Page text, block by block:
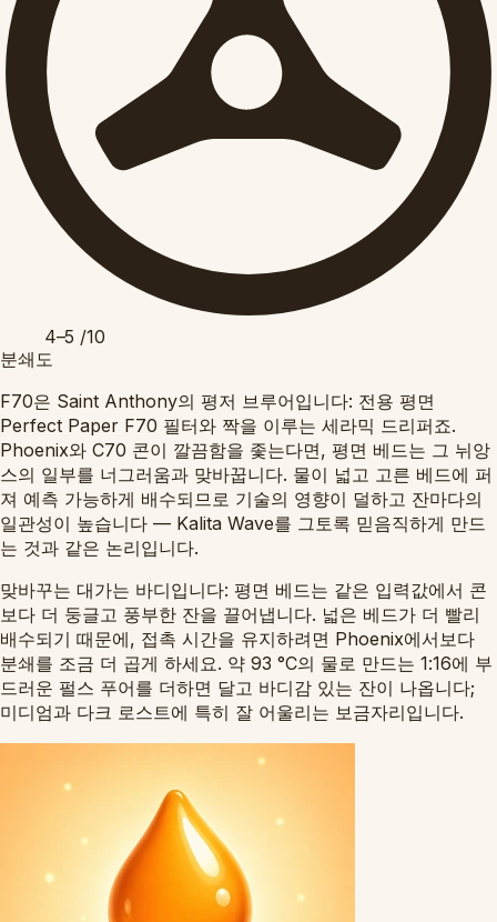
4–5 /10
분쇄도
F70은 Saint Anthony의 평저 브루어입니다: 전용 평면
Perfect Paper F70 필터와 짝을 이루는 세라믹 드리퍼죠.
Phoenix와 C70 콘이 깔끔함을 좇는다면, 평면 베드는 그 뉘앙
스의 일부를 너그러움과 맞바꿉니다. 물이 넓고 고른 베드에 퍼
져 예측 가능하게 배수되므로 기술의 영향이 덜하고 잔마다의
일관성이 높습니다 — Kalita Wave를 그토록 믿음직하게 만드
는 것과 같은 논리입니다.
맞바꾸는 대가는 바디입니다: 평면 베드는 같은 입력값에서 콘
보다 더 둥글고 풍부한 잔을 끌어냅니다. 넓은 베드가 더 빨리
배수되기 때문에, 접촉 시간을 유지하려면 Phoenix에서보다
분쇄를 조금 더 곱게 하세요. 약 93 °C의 물로 만드는 1:16에 부
드러운 펄스 푸어를 더하면 달고 바디감 있는 잔이 나옵니다;
미디엄과 다크 로스트에 특히 잘 어울리는 보금자리입니다.